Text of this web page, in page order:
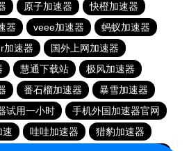
原子加速器
快橙加速器
器 veee加速器
蚂蚁加速器
加速器
国外上网加速器
慧通下载站
极风加速器
番石榴加速器
暴雪加速器
试用一小时
手机外国加速器官网
速 哇哇加速器
猎豹加速器